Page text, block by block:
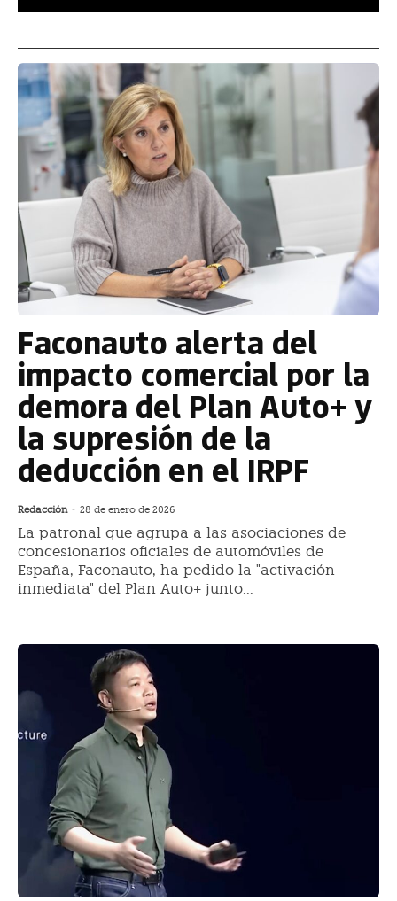
Faconauto alerta del
impacto comercial por la
demora del Plan Auto+ y
la supresión de la
deducción en el IRPF
Redacción - 28 de enero de 2026
La patronal que agrupa a las asociaciones de
concesionarios oficiales de automóviles de
España, Faconauto, ha pedido la "activación
inmediata" del Plan Auto+ junto...